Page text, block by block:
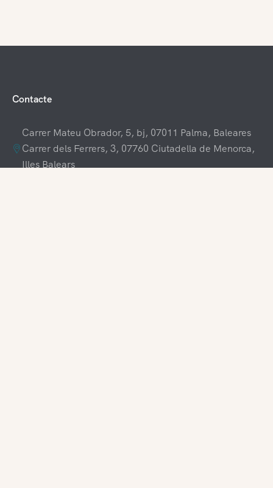
Contacte
Carrer Mateu Obrador, 5, bj, 07011 Palma, Baleares
Carrer dels Ferrers, 3, 07760 Ciutadella de Menorca,
Illes Balears